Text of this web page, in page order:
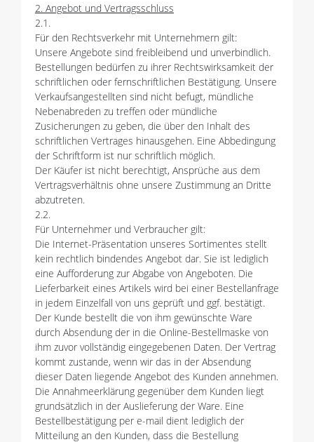
2. Angebot und Vertragsschluss
2.1.
Für den Rechtsverkehr mit Unternehmern gilt:
Unsere Angebote sind freibleibend und unverbindlich.
Bestellungen bedürfen zu ihrer Rechtswirksamkeit der
schriftlichen oder fernschriftlichen Bestätigung. Unsere
Verkaufsangestellten sind nicht befugt, mündliche
Nebenabreden zu treffen oder mündliche
Zusicherungen zu geben, die über den Inhalt des
schriftlichen Vertrages hinausgehen. Eine Abbedingung
der Schriftform ist nur schriftlich möglich.
Der Käufer ist nicht berechtigt, Ansprüche aus dem
Vertragsverhältnis ohne unsere Zustimmung an Dritte
abzutreten.
2.2.
Für Unternehmer und Verbraucher gilt:
Die Internet-Präsentation unseres Sortimentes stellt
kein rechtlich bindendes Angebot dar. Sie ist lediglich
eine Aufforderung zur Abgabe von Angeboten. Die
Lieferbarkeit eines Artikels wird bei einer Bestellanfrage
in jedem Einzelfall von uns geprüft und ggf. bestätigt.
Der Kunde bestellt die von ihm gewünschte Ware
durch Absendung der in die Online-Bestellmaske von
ihm zuvor vollständig eingegebenen Daten. Der Vertrag
kommt zustande, wenn wir das in der Absendung
dieser Daten liegende Angebot des Kunden annehmen.
Die Annahmeerklärung gegenüber dem Kunden liegt
grundsätzlich in der Auslieferung der Ware. Eine
Bestellbestätigung per e-mail dient lediglich der
Mitteilung an den Kunden, dass die Bestellung